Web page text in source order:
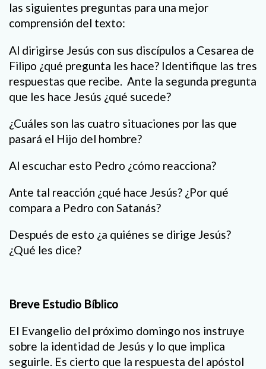
las siguientes preguntas para una mejor
comprensión del texto:
Al dirigirse Jesús con sus discípulos a Cesarea de
Filipo ¿qué pregunta les hace? Identifique las tres
respuestas que recibe. Ante la segunda pregunta
que les hace Jesús ¿qué sucede?
¿Cuáles son las cuatro situaciones por las que
pasará el Hijo del hombre?
Al escuchar esto Pedro ¿cómo reacciona?
Ante tal reacción ¿qué hace Jesús? ¿Por qué
compara a Pedro con Satanás?
Después de esto ¿a quiénes se dirige Jesús?
¿Qué les dice?
Breve Estudio Bíblico
El Evangelio del próximo domingo nos instruye
sobre la identidad de Jesús y lo que implica
seguirle. Es cierto que la respuesta del apóstol